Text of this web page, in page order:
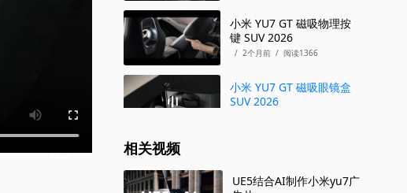
小米 YU7 GT 磁吸物理按
键 SUV 2026
/ 2个月前 / 阅读1366
小米 YU7 GT 磁吸眼镜盒
SUV 2026
/ 2个月前 / 阅读996
相关视频
UE5结合AI制作小米yu7广